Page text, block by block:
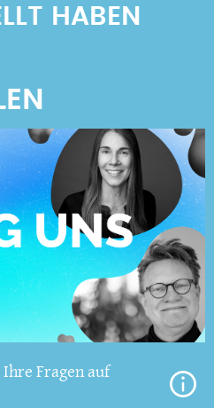
HABEN
Fragen auf